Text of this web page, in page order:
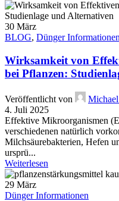
30 März
BLOG, Dünger Informationen
Wirksamkeit von
bei Pflanzen:
Veröffentlicht von
4. Juli 2025
Effektive Mikroorganismen
verschiedenen natürlich
Milchsäurebakterien, Hefen
ursprü...
Weiterlesen
29 März
Dünger Informationen